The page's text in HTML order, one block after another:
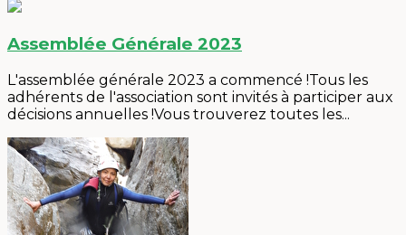
Assemblée Générale 2023
L'assemblée générale 2023 a commencé !Tous les
adhérents de l'association sont invités à participer aux
décisions annuelles !Vous trouverez toutes les...